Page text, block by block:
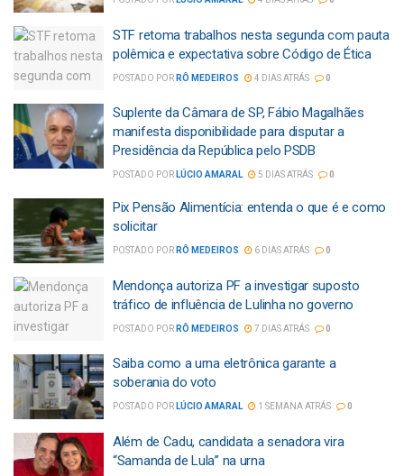
STF retoma trabalhos nesta segunda com pauta
polêmica e expectativa sobre Código de Ética
POSTADO POR RÔ MEDEIROS 4 DIAS ATRÁS 0
Suplente da Câmara de SP, Fábio Magalhães
manifesta disponibilidade para disputar a
Presidência da República pelo PSDB
POSTADO POR LÚCIO AMARAL 5 DIAS ATRÁS 0
Pix Pensão Alimentícia: entenda o que é e como
solicitar
POSTADO POR RÔ MEDEIROS 6 DIAS ATRÁS 0
Mendonça autoriza PF a investigar suposto
tráfico de influência de Lulinha no governo
POSTADO POR RÔ MEDEIROS 7 DIAS ATRÁS 0
Saiba como a urna eletrônica garante a
soberania do voto
POSTADO POR LÚCIO AMARAL 1 SEMANA ATRÁS 0
Além de Cadu, candidata a senadora vira
“Samanda de Lula” na urna